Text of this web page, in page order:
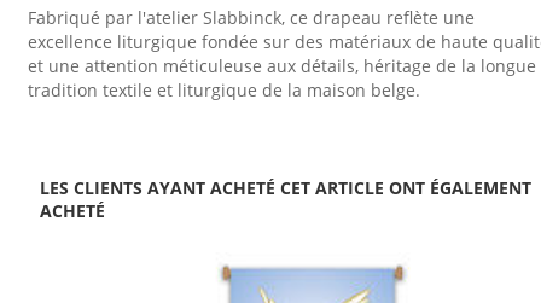
Fabriqué par l'atelier Slabbinck, ce drapeau reflète une
excellence liturgique fondée sur des matériaux de haute
et une attention méticuleuse aux détails, héritage de la longue
tradition textile et liturgique de la maison belge.
LES CLIENTS AYANT ACHETÉ CET ARTICLE ONT ÉGALEMENT
ACHETÉ